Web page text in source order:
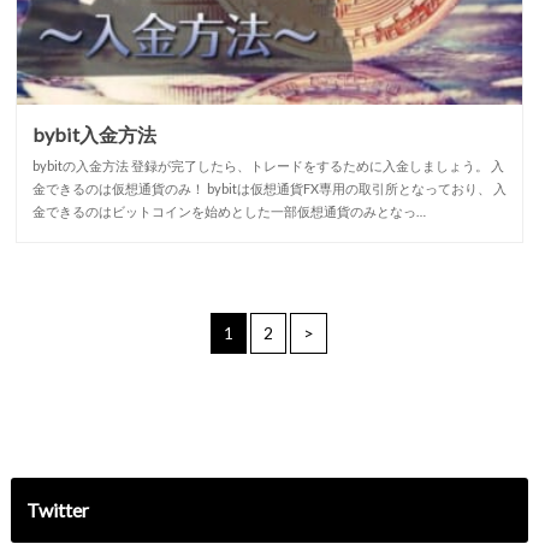
bybit入金方法
bybitの入金方法 登録が完了したら、トレードをするために入金しましょう。 入
金できるのは仮想通貨のみ！ bybitは仮想通貨FX専用の取引所となっており、 入
金できるのはビットコインを始めとした一部仮想通貨のみとなっ…
1 2 >
Twitter